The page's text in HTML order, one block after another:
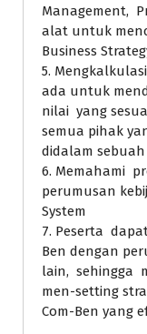
Management,
alat untuk
Business
5.
ada untuk
nilai yang
semua pihak
didalam
6. Memahami
perumusan
System
7. Peserta
Ben dengan
lain, sehingga
men-setting
Com-Ben yang